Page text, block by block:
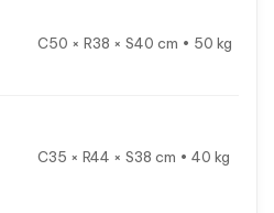
C50 × R38 × S40 cm • 50 kg
C35 × R44 × S38 cm • 40 kg